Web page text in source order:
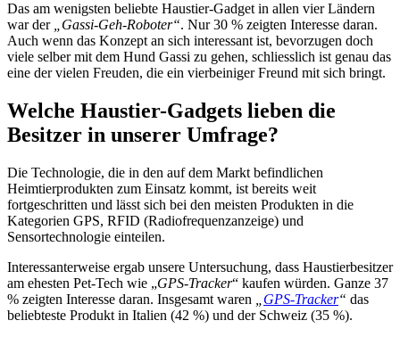
Das am wenigsten beliebte Haustier-Gadget in allen vier Ländern
war der
„Gassi-Geh-Roboter“. Nur 30 % zeigten Interesse daran.
Auch wenn das Konzept an sich interessant ist, bevorzugen doch
viele selber mit dem Hund Gassi zu gehen, schliesslich ist genau das
eine der vielen Freuden, die ein vierbeiniger Freund mit sich bringt.
Welche Haustier-Gadgets lieben die
Besitzer in unserer Umfrage?
Die Technologie, die in den auf dem Markt befindlichen
Heimtierprodukten zum Einsatz kommt, ist bereits weit
fortgeschritten und lässt sich bei den meisten Produkten in die
Kategorien GPS, RFID (Radiofrequenzanzeige) und
Sensortechnologie einteilen.
Interessanterweise ergab unsere Untersuchung, dass Haustierbesitzer
am ehesten Pet-Tech wie „GPS-Tracker“ kaufen würden. Ganze 37
% zeigten Interesse daran. Insgesamt waren
GPS-Tracker“ das
beliebteste Produkt in Italien (42 %) und der Schweiz (35 %).